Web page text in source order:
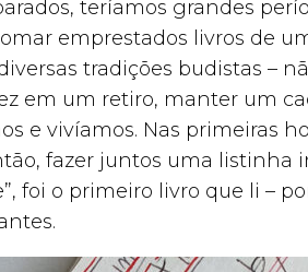
teríamos grandes
emprestados livros de
tradições budistas –
em um retiro, manter um
e vivíamos. Nas primeiras
fazer juntos uma listinha
foi o primeiro livro que li –